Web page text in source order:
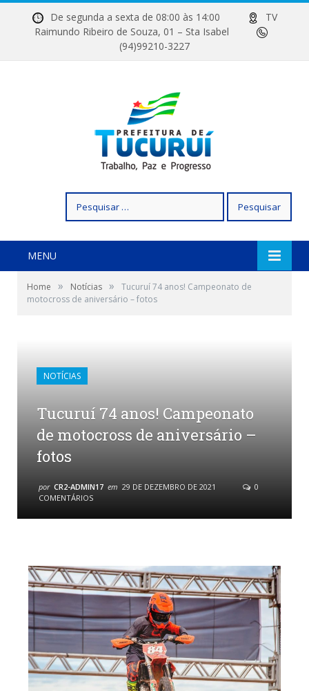
De segunda a sexta de 08:00 às 14:00
TV
Raimundo Ribeiro de Souza, 01 – Sta Isabel
(94)99210-3227
por:
MENU
Home » Notícias »
Tucuruí 74 anos! Campeonato de
motocross de aniversário – fotos
NOTÍCIAS
Tucuruí 74 anos! Campeonato
de motocross de aniversário –
fotos
por CR2-ADMIN17 em 29 DE DEZEMBRO DE 2021
0
COMENTÁRIOS